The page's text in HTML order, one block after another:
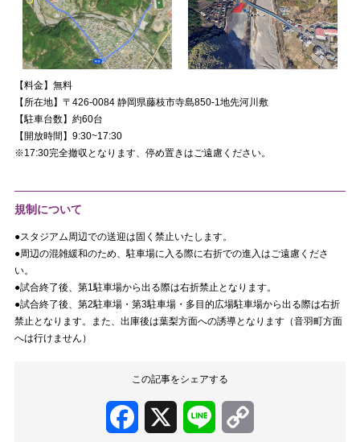
【料金】無料
【所在地】〒426-0084 静岡県藤枝市寺島850-1地先河川敷
【駐車台数】約60台
【開放時間】9:30~17:30
※17:30完全撤収となります、停め置きはご遠慮ください。
規制について
●スタジアム周辺での送迎は固く禁止いたします。
●周辺の混雑緩和のため、駐車場に入る際に右折での進入はご遠慮くださ
い。
●試合終了後、第1駐車場から出る際は右折禁止となります。
●試合終了後、第2駐車場・第3駐車場・多目的広場駐車場から出る際は右折
禁止となります。また、出庫後は葉梨方面への誘導となります（音羽町方面
へは行けません）
この記事をシェアする
Facebook Line